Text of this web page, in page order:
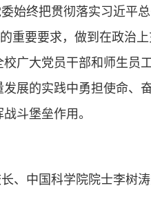
始终把贯彻落实习近平
重要要求，做到在政治
广大党员干部和师生员
展的实践中勇担使命、
斗堡垒作用。
、中国科学院院士李树